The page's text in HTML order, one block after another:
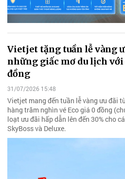
Vietjet tặng tuần lễ vàng
những giấc mơ du lịch với
đồng
31/07/2026 15:48
Vietjet mang đến tuần lễ vàng ưu đãi
hàng trăm nghìn vé Eco giá 0 đồng
loạt ưu đãi hấp dẫn lên đến 30% cho
SkyBoss và Deluxe.